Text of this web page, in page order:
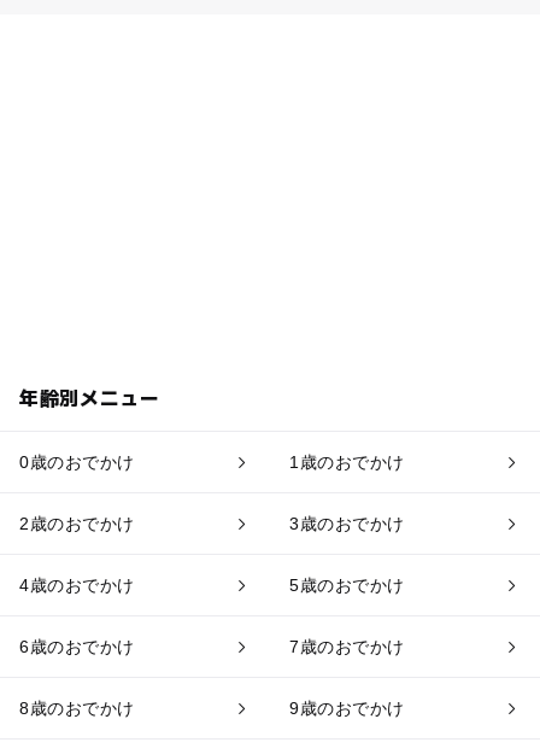
年齢別メニュー
0歳のおでかけ 1歳のおでかけ
2歳のおでかけ 3歳のおでかけ
4歳のおでかけ 5歳のおでかけ
6歳のおでかけ 7歳のおでかけ
8歳のおでかけ 9歳のおでかけ